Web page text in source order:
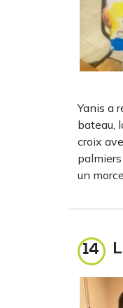
Yanis a
bateau,
croix
un
14